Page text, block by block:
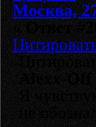
Москва,
«Ответ
Alexx-Off
Я
не